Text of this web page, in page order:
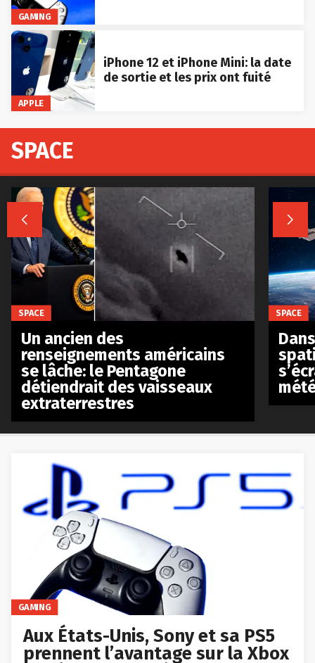
GAMING
APPLE
iPhone 12 et iPhone Mini: la date
de sortie et les prix ont fuité
GAMING
Aux États-Unis, Sony et sa PS5
prennent l’avantage sur la Xbox
SPACE
 
SPACE
Un ancien des
renseignements américains
se lâche: le Pentagone
détiendrait des vaisseaux
extraterrestres
SPACE